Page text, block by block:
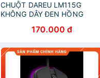
CHUỘT DAREU LM115G
KHÔNG DÂY ĐEN HỒNG
170.000 đ